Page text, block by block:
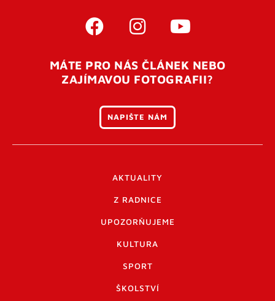
Pro úspěšné dokončení registrace je potřeba
vaší e-mailovouadresu. Po úspěšném odeslání
otevření tohoto odkazu se váš účet ověří a můžete se
přihlásit. Nezapomeňte zkontrolovat složku SPAM ve
MÁTE PRO NÁS ČLÁNEK NEBO
ZAJÍMAVOU FOTOGRAFII?
NAPIŠTE NÁM
AKTUALITY
Z RADNICE
UPOZORŇUJEME
KULTURA
SPORT
ŠKOLSTVÍ